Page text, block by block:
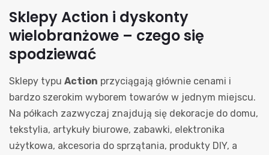
Sklepy Action i dyskonty
wielobranżowe – czego się
spodziewać
Sklepy typu Action przyciągają głównie cenami i
bardzo szerokim wyborem towarów w jednym miejscu.
Na półkach zazwyczaj znajdują się dekoracje do domu,
tekstylia, artykuły biurowe, zabawki, elektronika
użytkowa, akcesoria do sprzątania, produkty DIY, a